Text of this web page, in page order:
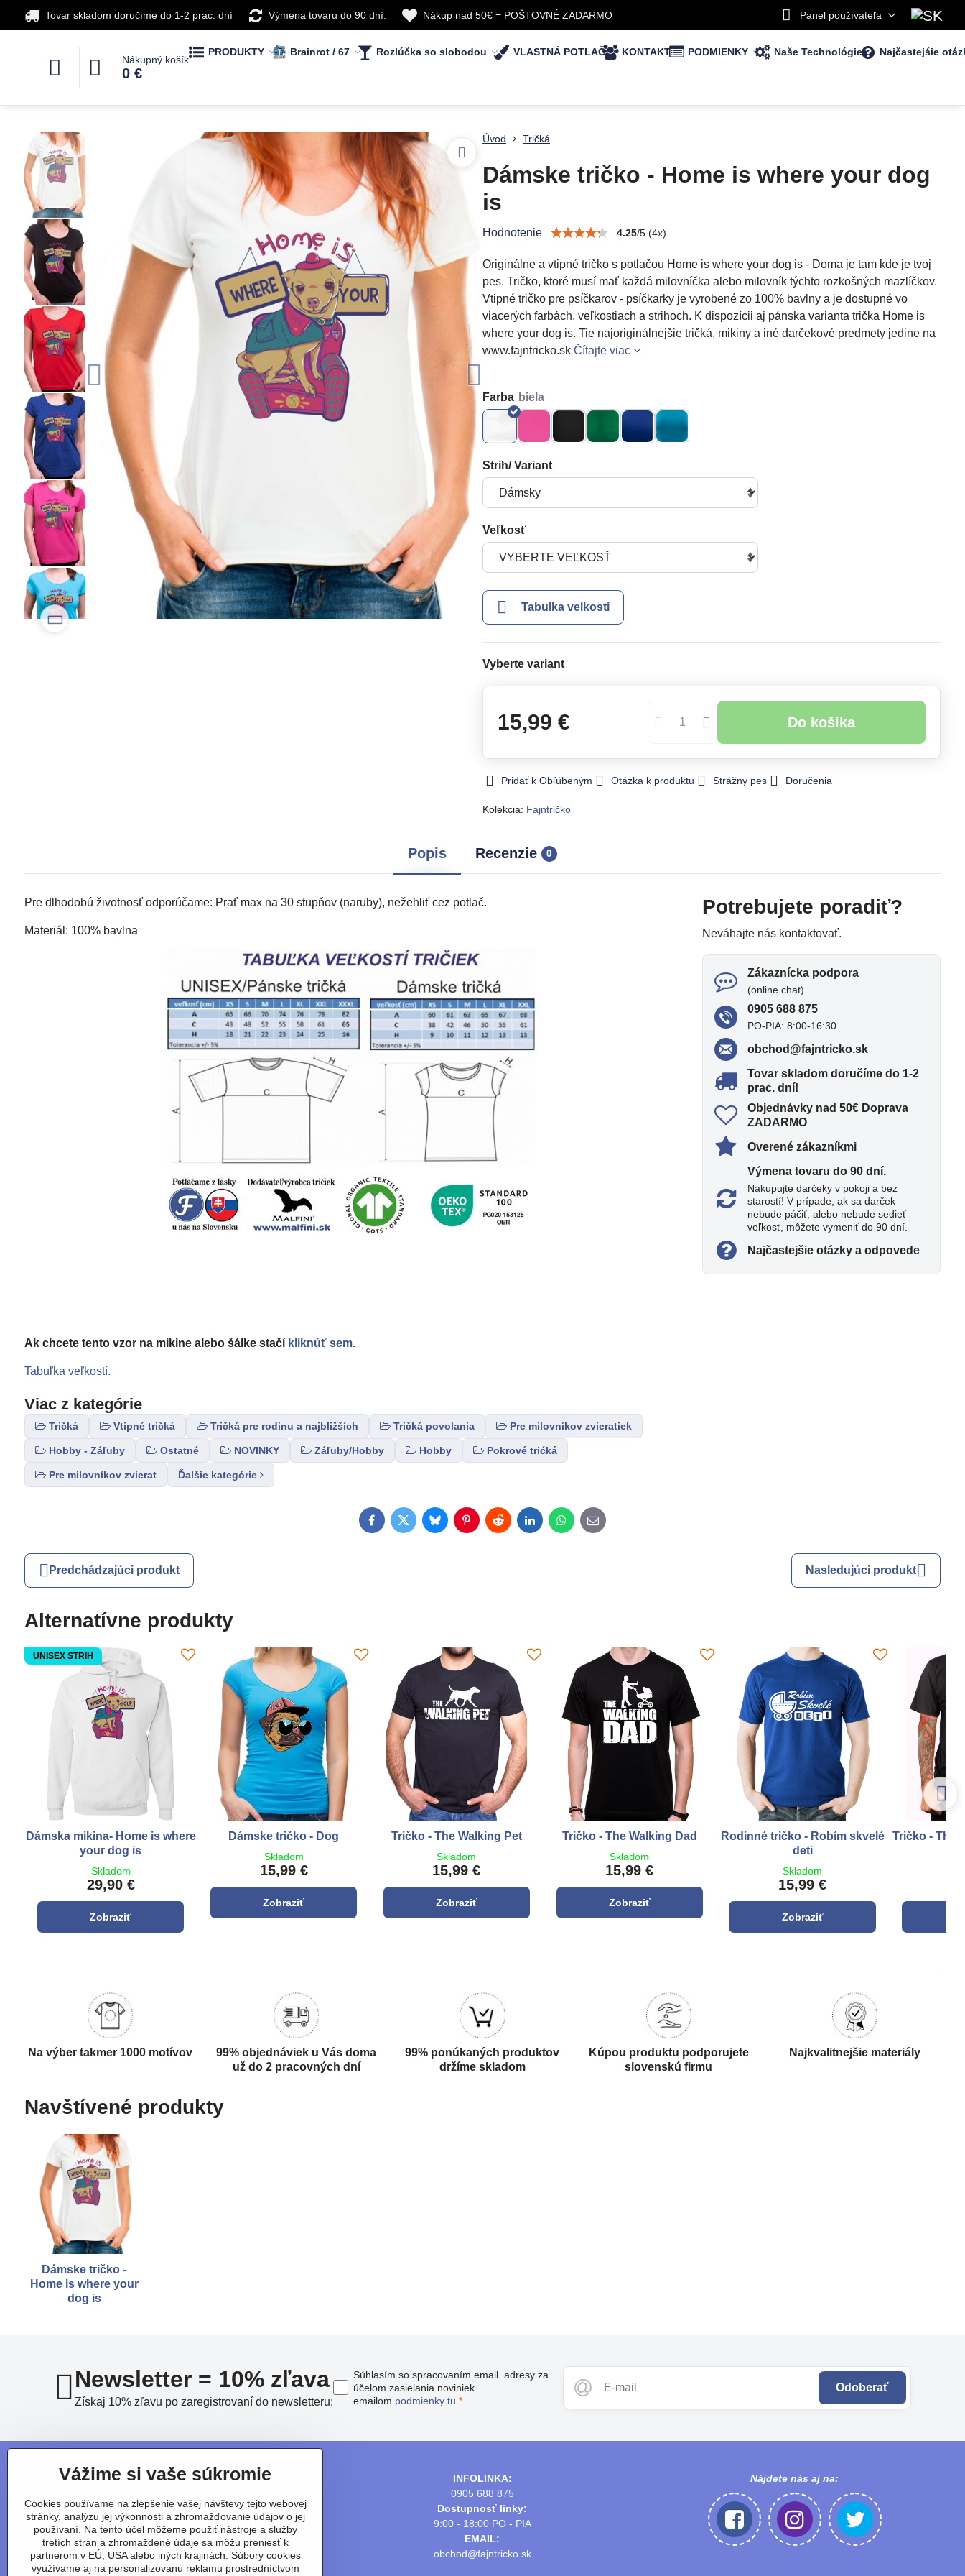
Tovar skladom doručíme do 1-2 prac. dní Výmena tovaru do 90 dní. Nákup nad 50€ = POŠTOVNÉ ZADARMO Panel používateľa
Nákupný košík
0 €
PRODUKTY Brainrot / 67 Rozlúčka so slobodou VLASTNÁ POTLAČ KONTAKT PODMIENKY Naše Technológie Najčastejśie
Úvod Tričká
Dámske tričko - Home is where your dog
is
Hodnotenie 4.25/5(4x)
Originálne a vtipné tričko s potlačou Home is where your dog is - Doma je tam kde je tvoj
pes. Tričko, ktoré musí mať každá milovníčka alebo milovník týchto rozkošných mazlíčkov.
Vtipné tričko pre psíčkarov - psíčkarky je vyrobené zo 100% bavlny a je dostupné vo
viacerých farbách, veľkostiach a strihoch. K dispozícii aj pánska varianta trička Home is
where your dog is. Tie najoriginálnejšie tričká, mikiny a iné darčekové predmety jedine na
www.fajntricko.sk Čítajte viac
Farba
Strih/ Variant
Veľkosť
Tabulka velkosti
Vyberte variant
15,99 € Do košíka
Pridať k Obľúbeným Otázka k produktu Strážny pes Doručenia
Kolekcia: Fajntričko
Popis Recenzie 0
Pre dlhodobú životnosť odporúčame: Prať max na 30 stupňov (naruby), nežehliť cez potlač.
Materiál: 100% bavlna
Ak chcete tento vzor na mikine alebo šálke stačí kliknúť sem.
Tabuľka veľkostí.
Viac z kategórie
Tričká Vtipné tričká Tričká pre rodinu a najbližších Tričká povolania Pre milovníkov zvieratiek
Hobby - Záľuby Ostatné NOVINKY Záľuby/Hobby Hobby Pokrové trićká
Pre milovníkov zvierat Ďalšie kategórie
Potrebujete poradiť?
Neváhajte nás kontaktovať.
Zákaznícka podpora
(online chat)
0905 688 875
PO-PIA: 8:00-16:30
obchod​@fajntricko​.sk
Tovar skladom doručíme do 1-2
prac​. dní!
Objednávky nad 50€ Doprava
ZADARMO
Overené zákazníkmi
Výmena tovaru do 90 dní​.
Nakupujte darčeky v pokoji a bez
starostí! V prípade, ak sa darček
nebude páčiť, alebo nebude sedieť
veľkosť, môžete vymeniť do 90 dní.
Najčastejšie otázky a odpovede
FacebookTwitterBlueskyPinterestRedditLinkedInWhatsApp
E-
mail
Predchádzajúci produkt Nasledujúci produkt
Alternatívne produkty
UNISEX STRIH
Dámska mikina- Home is where
your dog is
Skladom
29,90 €
Zobraziť
Dámske tričko - Dog
Skladom
15,99 €
Zobraziť
Tričko - The Walking Pet
Skladom
15,99 €
Zobraziť
Tričko - The Walking Dad
Skladom
15,99 €
Zobraziť
Rodinné tričko - Robím skvelé
deti
Skladom
15,99 €
Zobraziť
Tričko - This
Na výber takmer 1000 motívov
99% objednáviek u Vás doma
už do 2 pracovných dní
99% ponúkaných produktov
držíme skladom
Kúpou produktu podporujete
slovenskú firmu
Najkvalitnejšie materiály
Navštívené produkty
Dámske tričko -
Home is where your
dog is
Newsletter = 10% zľava
Získaj 10% zľavu po zaregistrovaní do newsletteru:
Odoberať
Súhlasím so spracovaním email. adresy za
účelom zasielania noviniek
emailom podmienky tu *
INFOLINKA:
0905 688 875
Dostupnosť linky:
9:00 - 18:00 PO - PIA
EMAIL:
obchod@fajntricko.sk
Nájdete nás aj na:
Vážime si vaše súkromie
Cookies používame na zlepšenie vašej návštevy tejto webovej
stránky, analýzu jej výkonnosti a zhromažďovanie údajov o jej
používaní. Na tento účel môžeme použiť nástroje a služby
tretích strán a zhromaždené údaje sa môžu preniesť k
partnerom v EÚ, USA alebo iných krajinách. Súbory cookies
využívame aj na personalizovanú reklamu prostredníctvom